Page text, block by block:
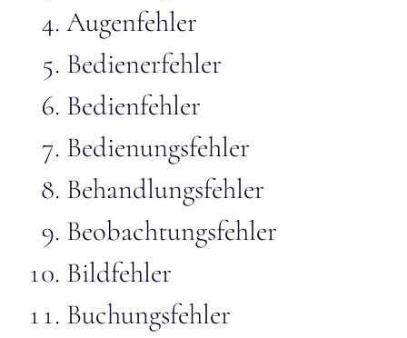
Augenfehler
Bedienerfehler
Bedienfehler
Bedienungsfehler
Behandlungsfehler
Beobachtungsfehler
Bildfehler
Buchungsfehler